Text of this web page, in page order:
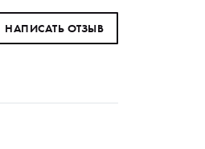
НАПИСАТЬ ОТЗЫВ